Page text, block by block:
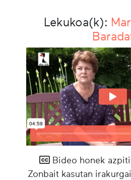
Lekukoa(k):
Bideo honek
Zonbait kasutan